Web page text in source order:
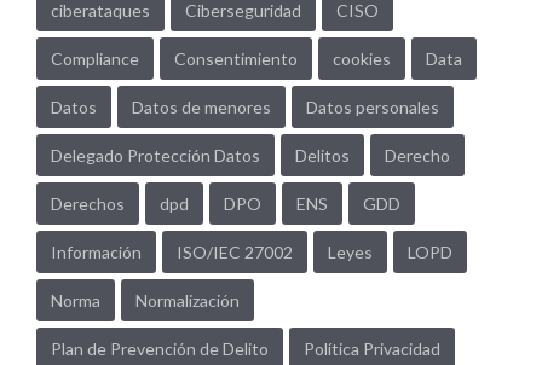
ciberataques Ciberseguridad CISO
Compliance Consentimiento cookies Data
Datos Datos de menores Datos personales
Delegado Protección Datos Delitos Derecho
Derechos dpd DPO ENS GDD
Información ISO/IEC 27002 Leyes LOPD
Norma Normalización
Plan de Prevención de Delito Política Privacidad